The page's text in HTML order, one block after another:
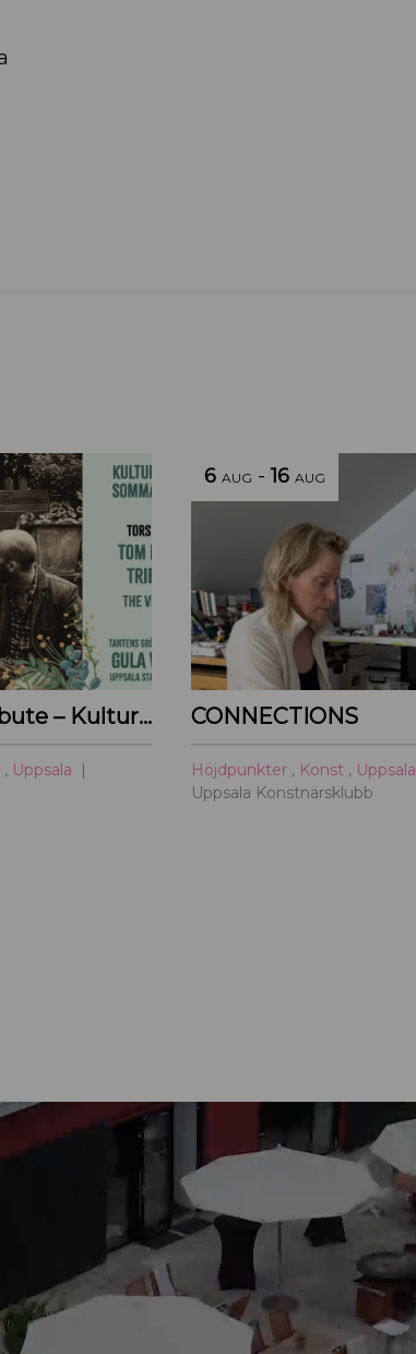
Tom Petty Tribute – Kulturoasens sommarscen 2026
, Uppsala
6 AUG -16 AUG
CONNECTIONS
Höjdpunkter , Konst , Uppsala
Uppsala Konstnärsklubb